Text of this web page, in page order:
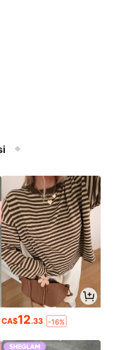
CA$12.33 -16%